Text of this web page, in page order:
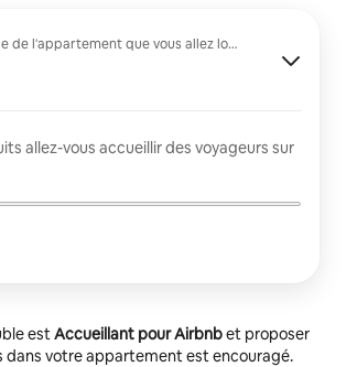
de l'appartement que vous allez louer?
allez-vous accueillir des voyageurs sur
estAccueillant pour Airbnbet proposer
dans votre appartement est encouragé.